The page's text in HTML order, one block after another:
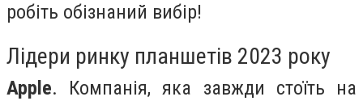
робіть обізнаний вибір!
Лідери ринку планшетів 2023 року
Apple. Компанія, яка завжди стоїть на